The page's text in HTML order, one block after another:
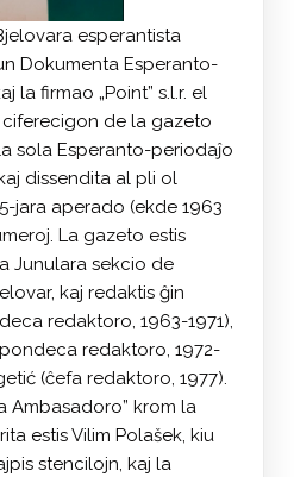
esperantista
Dokumenta Esperanto-
la firmao „Point” s.l.r. el
ciferecigon de la gazeto
sola Esperanto-periodaĵo
dissendita al pli ol
jara aperado (ekde 1963
La gazeto estis
Junulara sekcio de
kaj redaktis ĝin
redaktoro, 1963-1971),
redaktoro, 1972-
(ĉefa redaktoro, 1977).
Ambasadoro” krom la
estis Vilim Polašek, kiu
stencilojn, kaj la